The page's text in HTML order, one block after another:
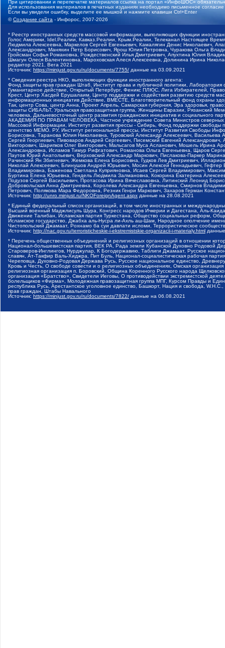
При цитировании и перепечатке материалов ссылка на портал «ИнфоШОС»
Для использования материалов в печатных изданиях необходимо письменное
Если вы увидели ошибку, выделите ее мышкой и нажмите клавиши Ctrl+Enter
©Создание сайта - Инфорос, 2007-2026
* Реестр иностранных средств массовой информации, выполняющих функции
Голос Америки, Idel.Реалии, Кавказ.Реалии, Крым.Реалии, Телеканал Настоящее
Людмила Алексеевна, Маркелов Сергей Евгеньевич, Камалягин Денис Николаевич,
Александрович, Маняхин Петр Борисович, Ярош Юлия Петровна, Чуракова Ольга
Гройсман Софья Романовна, Рождественский Илья Дмитриевич, Апухтина Юлия
Шмагун Олеся Валентиновна, Мароховская Алеся Алексеевна, Долинина Ирина
редактор 2021, Вега 2021
Источник: https://minjust.gov.ru/ru/documents/7755/ данные на 03.09.2021
* Сведения реестра НКО, выполняющих функции иностранного агента:
Фонд защиты прав граждан Штаб, Институт права и публичной политики,
Гуманитарное действие, Открытый Петербург, Феникс ПЛЮС, Лига Избирателей,
Крест, Центр Хасдей Ерушалаим, Центр поддержки и содействия развитию средств
информационных инициатив Действие, ВМЕСТЕ, Благотворительный фонд охраны
Так, центр Сова, центр Анна, Проект Апрель, Самарская губерния, Эра здоровья,
защиты СИБАЛЬТ, Уральская правозащитная группа, Женщины Евразии, Рязанский
человека, Дальневосточный центр развития гражданских инициатив и социального
АКАДЕМИЯ ПО ПРАВАМ ЧЕЛОВЕКА, Частное учреждение Совета Министров северных
Массовой Информации, Институт развития прессы - Сибирь, Фонд поддержки
агентство МЕМО. РУ, Институт региональной прессы, Институт Развития Свободы
Борисовна, Таранова Юлия Николаевна, Туровский Александр Алексеевич,
Сергей Георгиевич, Пивоваров Андрей Сергеевич, Писемский Евгений
Викторович, Шарипков Олег Викторович, Мальсагов Муса Асланович, Мошель Ирина
Александровна, Исламов Тимур Рифгатович, Романова Ольга Евгеньевна, Щаров
Паутов Юрий Анатольевич, Верховский Александр Маркович, Пислакова-Паркер
Рачинский Ян Збигневич, Жемкова Елена Борисовна, Гудков Лев Дмитриевич,
Николай Алексеевич, Блинушов Андрей Юрьевич, Мосин Алексей Геннадьевич,
Владимировна, Баженова Светлана Куприяновна, Исаев Сергей Владимирович,
Буртина Елена Юрьевна, Гендель Людмила Залмановна, Кокорина Екатерина
Подузов Сергей Васильевич, Протасова Ирина Вячеславовна, Литинский Леонид
Добровольская Анна Дмитриевна, Королева Александра Евгеньевна, Смирнов
Петрович, Полякова Мара Федоровна, Резник Генри Маркович, Захаров Герман
Источник: http://unro.minjust.ru/NKOForeignAgent.aspx данные на 28.08.2021
* Единый федеральный список организаций, в том числе иностранных и
Высший военный Маджлисуль Шура, Конгресс народов Ичкерии и Дагестана, Аль-
Движение Талибан, Исламская партия Туркестана, Общество социальных реформ,
Исламское государство, Джабха аль-Нусра ли-Ахль аш-Шам, Народное ополчение
Чистопольский Джамаат, Рохнамо ба суи давлати исломи, Террористическое
Источник: http://nac.gov.ru/terroristicheskie-i-ekstremistskie-organizacii-i-materialy.html
* Перечень общественных объединений и религиозных организаций в отношении
Национал-большевистская партия, ВЕК РА, Рада земли Кубанской Духовно Родовой
Староверов-Инглингов, Нурджулар, К Богодержавию, Таблиги Джамаат, Русское
славян, Ат-Такфир Валь-Хиджра, Пит Буль, Национал-социалистическая рабочая
Череповца, Духовно-Родовая Держава Русь, Русское национальное единство,
Кровь и Честь, О свободе совести и о религиозных объединениях, Омская
религиозная организация п. Боровский, Община Коренного Русского народа
организация «Братство», Свидетели Иеговы, О противодействии экстремистской
болельщиков «Фирма», Молодежная правозащитная группа МПГ, Курсом Правды и
республика Русь, Арестантское уголовное единство, Башкорт, Нация и свобода,
прав граждан, Штабы Навального
Источник: https://minjust.gov.ru/ru/documents/7822/ данные на 06.08.2021